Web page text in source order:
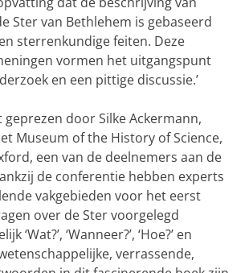
Ster van Bethlehem is gebaseerd
sterrenkundige feiten. Deze
vormen het uitgangspunt
en een pittige discussie.’
door Silke Ackermann,
Museum of the History of Science,
een van de deelnemers aan de
de conferentie hebben experts
vakgebieden voor het eerst
over de Ster voorgelegd
‘Wat?’, ‘Wanneer?’, ‘Hoe?’ en
wetenschappelijke, verrassende,